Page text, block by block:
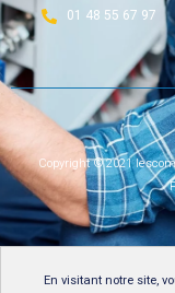
En visitant notre site,
01 48 55 67 97
Copyright © 2021